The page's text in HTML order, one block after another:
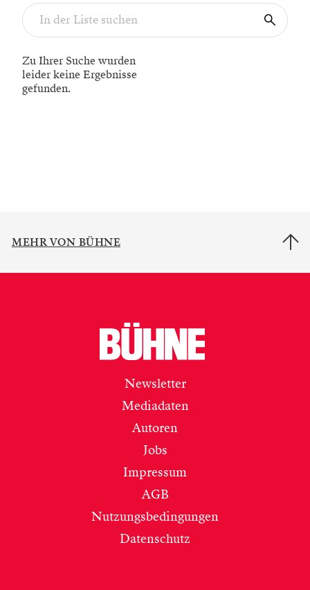
Zu Ihrer Suche wurden
leider keine Ergebnisse
gefunden.
MEHR VON BÜHNE
Newsletter
Mediadaten
Autoren
Jobs
Impressum
AGB
Nutzungsbedingungen
Datenschutz